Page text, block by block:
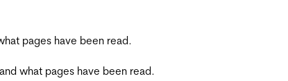
pages have been read.
what pages have been read.